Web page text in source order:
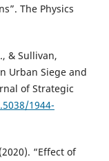
The Physics
& Sullivan,
Urban Siege and
of Strategic
1944-
“Effect of